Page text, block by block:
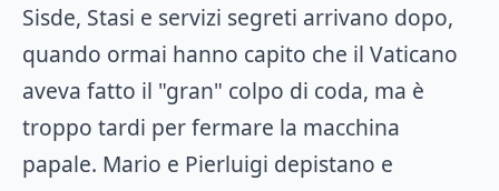
Sisde, Stasi e servizi segreti arrivano dopo,
quando ormai hanno capito che il Vaticano
aveva fatto il "gran" colpo di coda, ma è
troppo tardi per fermare la macchina
papale. Mario e Pierluigi depistano e